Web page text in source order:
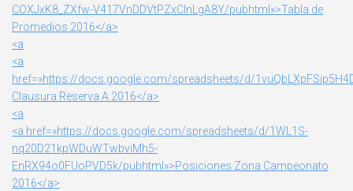
COXJxK8_ZXfw-V417VnDDVtPZxCInLgA8Y/pubhtml»>Tabla de
Promedios 2016</a>
<a
<a
href=»https://docs.google.com/spreadsheets/d/
Clausura Reserva A 2016</a>
<a
<a href=»https://docs.google.com/spreadsheets/d/1WL1S-
nq20D21kpWDuWTwbviMh5-
EnRX94o0FUoPVD5k/pubhtml»>Posiciones Zona Campeonato
2016</a>